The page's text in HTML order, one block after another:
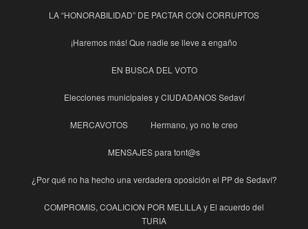
LA “HONORABILIDAD” DE PACTAR CON CORRUPTOS
¡Haremos más! Que nadie se lleve a engaño
EN BUSCA DEL VOTO
Elecciones municipales y CIUDADANOS Sedaví
MERCAVOTOS Hermano, yo no te creo
MENSAJES para tont@s
¿Por qué no ha hecho una verdadera oposición el PP de Sedaví?
COMPROMIS, COALICION POR MELILLA y El acuerdo del
TURIA